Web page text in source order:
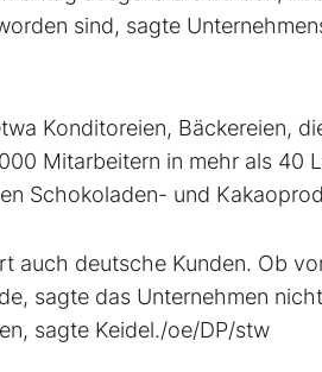
sind, sagte
Konditoreien, Bäckereien,
Mitarbeitern in mehr als
Schokoladen- und
auch deutsche Kunden. Ob
sagte das Unternehmen
sagte Keidel./oe/DP/stw